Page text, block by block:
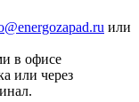
или
в офисе
или через